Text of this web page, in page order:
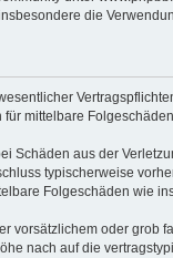
die
mittelbare
Schäden aus der
typischerweise
Folgeschäden wie
vorsätzlichem oder grob
nach auf die